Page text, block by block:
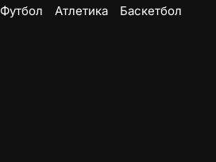
Футбол Атлетика
Баскетбол